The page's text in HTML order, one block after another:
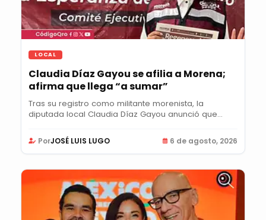
LOCAL
Claudia Díaz Gayou se afilia a Morena;
afirma que llega “a sumar”
Tras su registro como militante morenista, la
diputada local Claudia Díaz Gayou anunció que...
PorJOSÉ LUIS LUGO 6 de agosto, 2026